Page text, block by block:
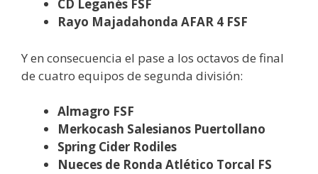
CD Leganés FSF
Rayo Majadahonda AFAR 4 FSF
Y en consecuencia el pase a los octavos de final
de cuatro equipos de segunda división:
Almagro FSF
Merkocash Salesianos Puertollano
Spring Cider Rodiles
Nueces de Ronda Atlético Torcal FS